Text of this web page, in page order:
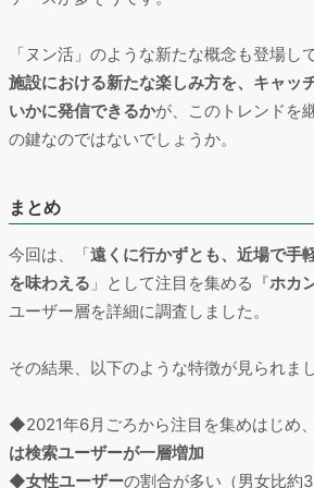
や、宿泊代に食事やドリンク、アクティ
まれている「 オールインクルーシブホテ
テル」「ホテルステイ 」「 ホテル女子会
位として挙げられました。 豪華な宿泊体
「ヌン活」のような新たな概念も登場し
施設における新たな楽しみ方を、キャッ
いかに発信できるかが、このトレンドを
今回は、「遠くに行かずとも、近場で手
を味わえる」として注目を集める『ホカ